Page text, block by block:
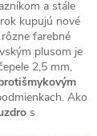
a stále
kupujú nové
farebné
plusom je
2,5 mm,
Ako
s